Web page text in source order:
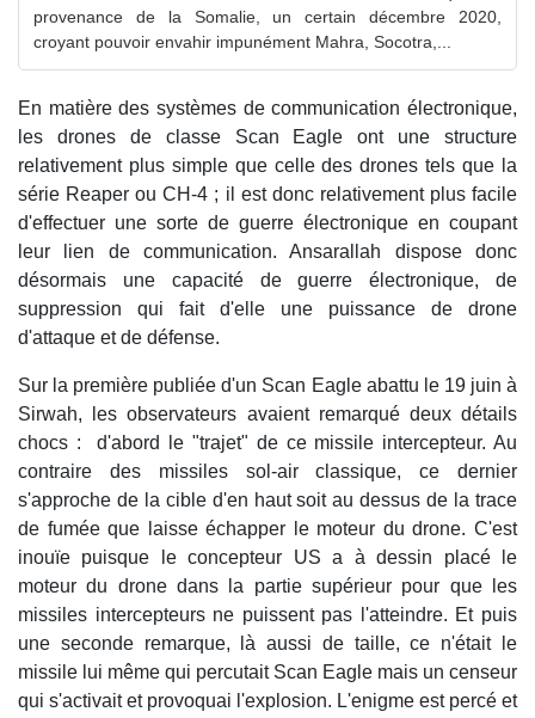
provenance de la Somalie, un certain décembre 2020,
croyant pouvoir envahir impunément Mahra, Socotra,...
En matière des systèmes de communication électronique,
les drones de classe Scan Eagle ont une structure
relativement plus simple que celle des drones tels que la
série Reaper ou CH-4 ; il est donc relativement plus facile
d'effectuer une sorte de guerre électronique en coupant
leur lien de communication. Ansarallah dispose donc
désormais une capacité de guerre électronique, de
suppression qui fait d'elle une puissance de drone
d'attaque et de défense.
Sur la première publiée d'un Scan Eagle abattu le 19 juin à
Sirwah, les observateurs avaient remarqué deux détails
chocs : d'abord le "trajet" de ce missile intercepteur. Au
contraire des missiles sol-air classique, ce dernier
s'approche de la cible d'en haut soit au dessus de la trace
de fumée que laisse échapper le moteur du drone. C'est
inouïe puisque le concepteur US a à dessin placé le
moteur du drone dans la partie supérieur pour que les
missiles intercepteurs ne puissent pas l'atteindre. Et puis
une seconde remarque, là aussi de taille, ce n'était le
missile lui même qui percutait Scan Eagle mais un censeur
qui s'activait et provoquai l'explosion. L'enigme est percé et